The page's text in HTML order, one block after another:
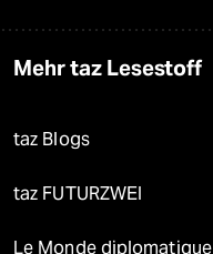
Mehr taz Lesestoff
taz Blogs
taz FUTURZWEI
Le Monde diplomatique